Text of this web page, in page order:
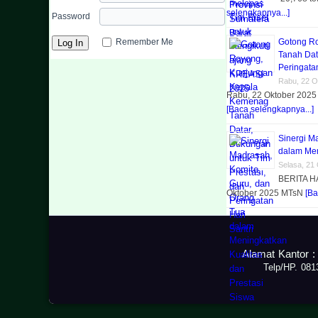
Password
Remember Me
selengkapnya...]
Gotong
Tanah
Rabu, 22
Rabu, 22 Oktober
[Baca selengkapnya...]
Sinergi
dalam
Selasa, 21
BERITA
Oktober 2025 MTsN
Alamat Kantor :
Telp/HP.